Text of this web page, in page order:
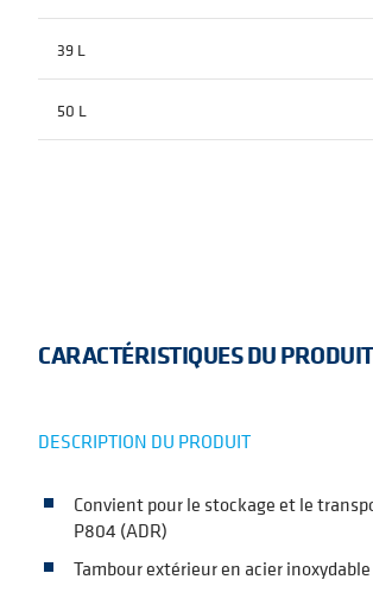
39 L
50 L
CARACTÉRISTIQUES DU PRODUIT
DESCRIPTION DU PRODUIT
Convient pour le stockage et le
P804 (ADR)
Tambour extérieur en acier